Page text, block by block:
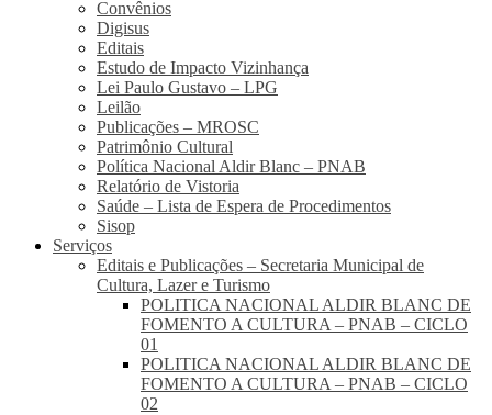
Convênios
Digisus
Editais
Estudo de Impacto Vizinhança
Lei Paulo Gustavo – LPG
Leilão
Publicações – MROSC
Patrimônio Cultural
Política Nacional Aldir Blanc – PNAB
Relatório de Vistoria
Saúde – Lista de Espera de Procedimentos
Sisop
Serviços
Editais e Publicações – Secretaria Municipal de
Cultura, Lazer e Turismo
POLITICA NACIONAL ALDIR BLANC DE
FOMENTO A CULTURA – PNAB – CICLO
01
POLITICA NACIONAL ALDIR BLANC DE
FOMENTO A CULTURA – PNAB – CICLO
02